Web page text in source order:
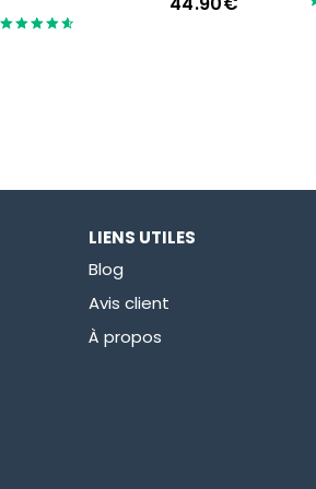
LIENS UTILES
Blog
Avis client
À propos